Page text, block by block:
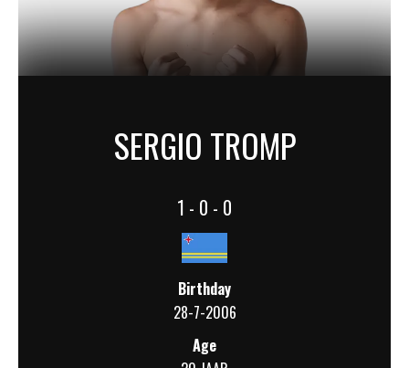
SERGIO TROMP
1 - 0 - 0
Birthday
28-7-2006
Age